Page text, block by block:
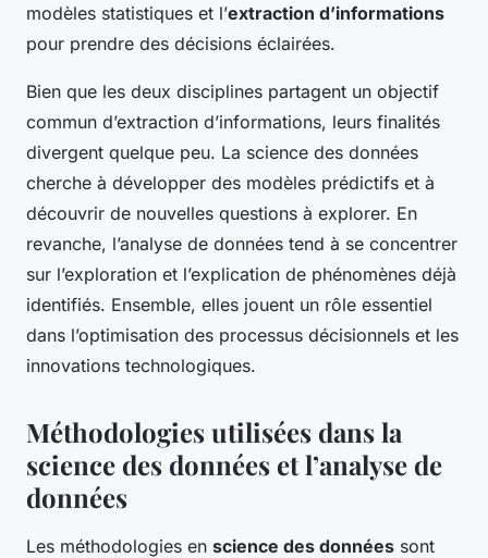
modèles statistiques et l’extraction d’informations
pour prendre des décisions éclairées.
Bien que les deux disciplines partagent un objectif
commun d’extraction d’informations, leurs finalités
divergent quelque peu. La science des données
cherche à développer des modèles prédictifs et à
découvrir de nouvelles questions à explorer. En
revanche, l’analyse de données tend à se concentrer
sur l’exploration et l’explication de phénomènes déjà
identifiés. Ensemble, elles jouent un rôle essentiel
dans l’optimisation des processus décisionnels et les
innovations technologiques.
Méthodologies utilisées dans la
science des données et l’analyse de
données
Les méthodologies en science des données sont